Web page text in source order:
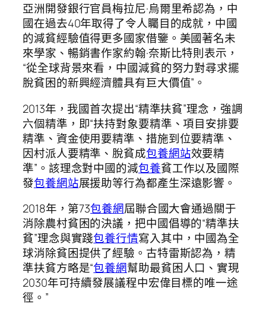
亞洲開發銀行官員梅拉尼·烏爾里希認為，中
國在過去40年取得了令人矚目的成就，中國
的減貧經驗值得更多國家借鑒。美國著名未
來學家、暢銷書作家約翰·奈斯比特則表示，
“從全球背景來看，中國減貧的努力對尋求擺
脫貧困的新興經濟體具有巨大價值”。
2013年，我國首次提出“精準扶貧”理念，強調
六個精準，即“扶持對象要精準、項目安排要
精準、資金使用要精準、措施到位要精準、
因村派人要精準、脫貧成包養網站效要精
準”。該理念對中國的減包養貧工作以及國際
發包養網站展援助等行為都產生深遠影響。
2018年，第73包養網屆聯合國大會通過關于
消除農村貧困的決議，把中國倡導的“精準扶
貧”理念與實踐包養行情寫入其中，中國為全
球消除貧困提供了經驗。古特雷斯認為，精
準扶貧方略是“包養網幫助最貧困人口、實現
2030年可持續發展議程中宏偉目標的唯一途
徑。”